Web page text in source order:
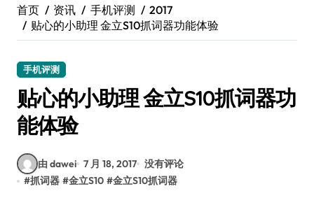
首页 资讯 手机评测
2017
贴心的小助理 金立S10抓词器功能体验
手机评测
贴心的小助理 金立S10抓词器功
能体验
由 dawei 7 月 18, 2017 没有评论
#抓词器 #金立S10 #金立S10抓词器